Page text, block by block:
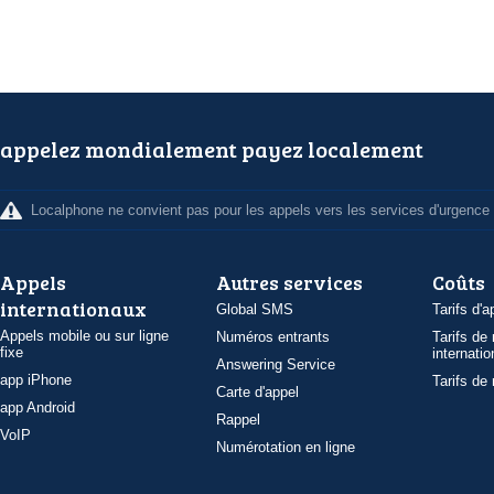
appelez mondialement payez localement
Localphone ne convient pas pour les appels vers les services d'urgence
Appels
internationaux
Appels mobile ou sur ligne
fixe
app iPhone
app Android
VoIP
Autres services
Global SMS
Numéros entrants
Answering Service
Carte d'appel
Rappel
Numérotation en ligne
Coûts
Tarifs
Tarifs de
Tarifs de